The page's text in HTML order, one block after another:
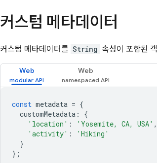
커스텀 메타데이터
커스텀 메타데이터를 String 속성이 포함된
Web Web
const metadata = {
customMetadata :
{
'location' : 'Yosemite, CA, USA' ,
'activity' :
'Hiking'
}
};